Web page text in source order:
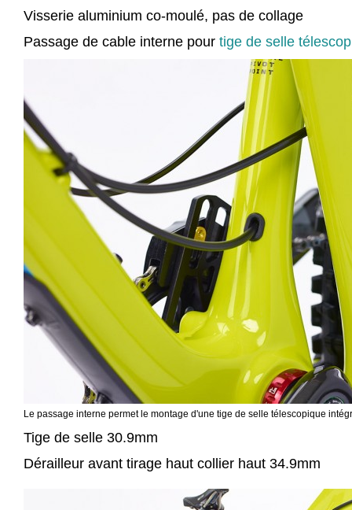
Visserie aluminium co-moulé, pas de collage
Passage de cable interne pour tige de selle
Le passage interne permet le montage d'une tige de selle télescopique
Tige de selle 30.9mm
Dérailleur avant tirage haut collier haut 34.9mm